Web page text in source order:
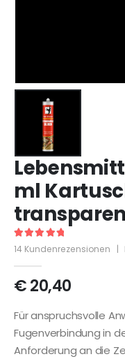
ml
5out of 5
14 Kundenrezensionen |
€20,40
Für anspruchsvolle
Fugenverbindung in
Anforderung an die